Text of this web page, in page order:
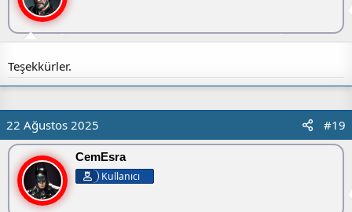
Teşekkürler.
22 Ağustos 2025 #19
CemEsra
Kullanıcı